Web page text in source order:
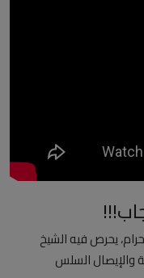
يحرص فيه الشيخ
والإيصال السلس